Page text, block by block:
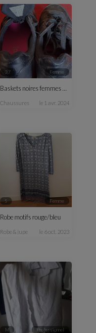
37 femme
Baskets noires femmes T37
chaussures le 1 avr. 2024
S femme
Robe motifs rouge/bleu
robe & jupe le 6 oct. 2023
M professionnel